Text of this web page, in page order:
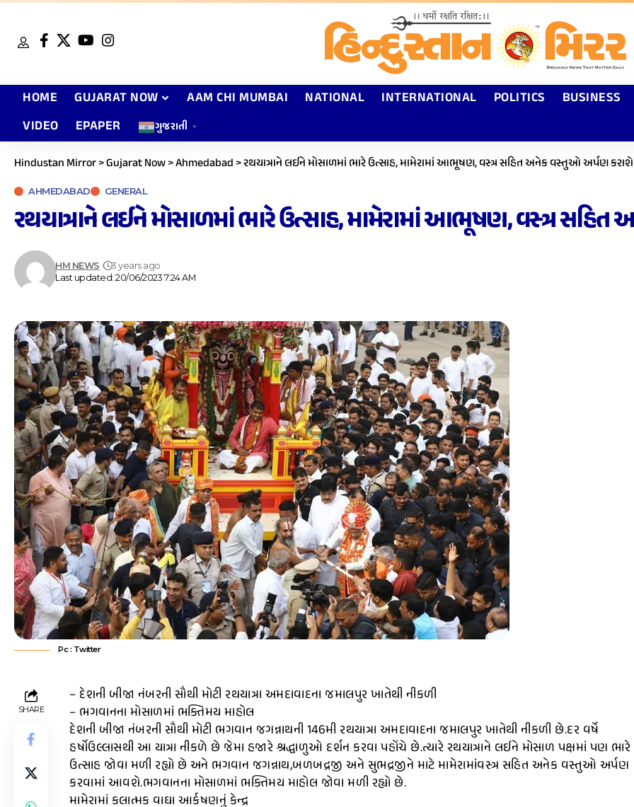
HOME GUJARAT NOW AAM CHI MUMBAI NATIONAL INTERNATIONAL POLITICS BUSINESS
VIDEO
EPAPER ગુજરાતી ▼
Hindustan Mirror>Gujarat Now>Ahmedabad >રથયાત્રાને લઈને મોસાળમાં ભારે ઉત્સાહ, મામેરામાં આભૂષણ, વસ્ત્ર સહિત અનેક વસ્તુઓ અર્પણ કરાશે
AHMEDABAD GENERAL
રથયાત્રાને લઈને મોસાળમાં ભારે ઉત્સાહ, મામેરામાં આભૂષણ, વસ્ત્ર
Last updated: 20/06/2023 7:24 AM
HM NEWS 3 years ago
Pc : Twitter
SHARE
– દેશની બીજા નંબરની સૌથી મોટી રથયાત્રા અમદાવાદના જમાલપુર ખાતેથી નીકળી
– ભગવાનના મોસાળમાં ભક્તિમય માહોલ
દેશની બીજા નંબરની સૌથી મોટી ભગવાન જગન્નાથની 146મી રથયાત્રા અમદાવાદના જમાલપુર ખાતેથી નીકળી છે.દર વર્ષે
હર્ષોઉલ્લાસથી આ યાત્રા નીકળે છે જેમા હજારે શ્રદ્ધાળુઓ દર્શન કરવા પહોંચે છે.ત્યારે રથયાત્રાને લઈને મોસાળ પક્ષમાં પણ ભારે
ઉત્સાહ જોવા મળી રહ્યો છે અને ભગવાન જગન્નાથ,બળબદ્રજી અને સુભદ્રજીને માટે મામેરામાંવસ્ત્ર સહિત અનેક વસ્તુઓ અર્પણ
કરવામાં આવશે.ભગવાનના મોસાળમાં ભક્તિમય માહોલ જોવા મળી રહ્યો છે.
મામેરામાં કલાત્મક વાઘા આર્કષણનું કેન્દ્ર